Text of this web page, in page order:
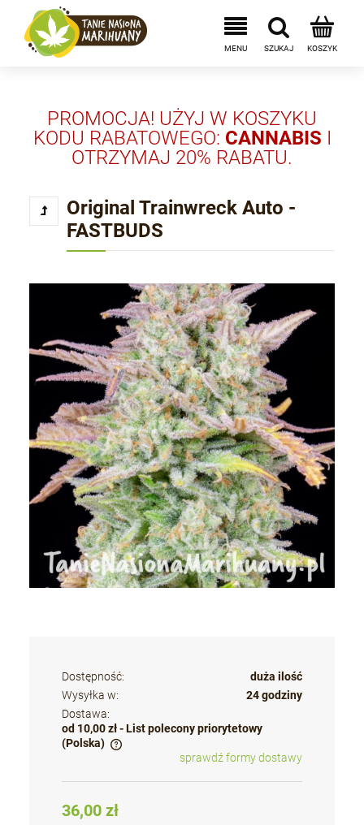
PROMOCJA! UŻYJ W KOSZYKU
KODU RABATOWEGO: CANNABIS I
OTRZYMAJ 20% RABATU.
Original Trainwreck Auto -
FASTBUDS
Dostępność:
duża ilość
Wysyłka w:
24 godziny
Dostawa:
od 10,00 zł - List polecony priorytetowy
(Polska)
Cena nie zawiera ewentualnych kosztów płatności
sprawdź formy dostawy
36,00 zł